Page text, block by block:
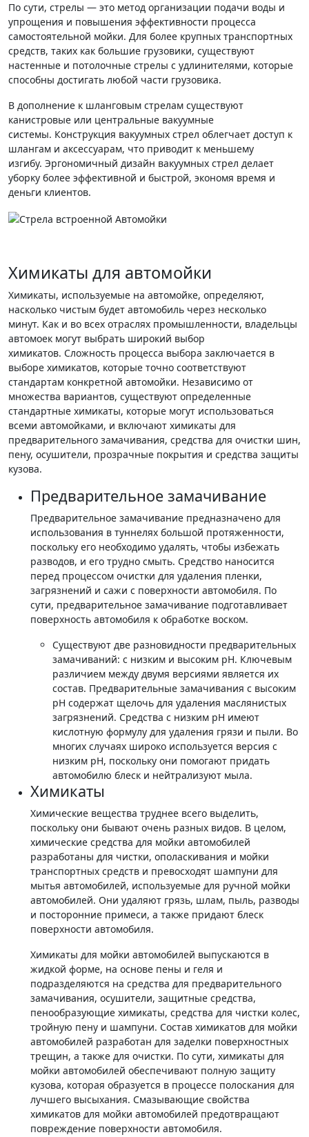
По сути, стрелы — это метод организации подачи воды и
упрощения и повышения эффективности процесса
самостоятельной мойки. Для более крупных транспортных
средств, таких как большие грузовики, существуют
настенные и потолочные стрелы с удлинителями, которые
способны достигать любой части грузовика.
В дополнение к шланговым стрелам существуют
канистровые или центральные вакуумные
системы. Конструкция вакуумных стрел облегчает доступ к
шлангам и аксессуарам, что приводит к меньшему
изгибу. Эргономичный дизайн вакуумных стрел делает
уборку более эффективной и быстрой, экономя время и
деньги клиентов.
Химикаты для автомойки
Химикаты, используемые на автомойке, определяют,
насколько чистым будет автомобиль через несколько
минут. Как и во всех отраслях промышленности, владельцы
автомоек могут выбрать широкий выбор
химикатов. Сложность процесса выбора заключается в
выборе химикатов, которые точно соответствуют
стандартам конкретной автомойки. Независимо от
множества вариантов, существуют определенные
стандартные химикаты, которые могут использоваться
всеми автомойками, и включают химикаты для
предварительного замачивания, средства для очистки шин,
пену, осушители, прозрачные покрытия и средства защиты
кузова.
Предварительное замачивание
Предварительное замачивание предназначено для
использования в туннелях большой протяженности,
поскольку его необходимо удалять, чтобы избежать
разводов, и его трудно смыть. Средство наносится
перед процессом очистки для удаления пленки,
загрязнений и сажи с поверхности автомобиля. По
сути, предварительное замачивание подготавливает
поверхность автомобиля к обработке воском.
Существуют две разновидности предварительных
замачиваний: с низким и высоким pH. Ключевым
различием между двумя версиями является их
состав. Предварительные замачивания с высоким
pH содержат щелочь для удаления маслянистых
загрязнений. Средства с низким pH имеют
кислотную формулу для удаления грязи и пыли. Во
многих случаях широко используется версия с
низким pH, поскольку они помогают придать
автомобилю блеск и нейтрализуют мыла.
Химикаты
Химические вещества труднее всего выделить,
поскольку они бывают очень разных видов. В целом,
химические средства для мойки автомобилей
разработаны для чистки, ополаскивания и мойки
транспортных средств и превосходят шампуни для
мытья автомобилей, используемые для ручной мойки
автомобилей. Они удаляют грязь, шлам, пыль, разводы
и посторонние примеси, а также придают блеск
поверхности автомобиля.
Химикаты для мойки автомобилей выпускаются в
жидкой форме, на основе пены и геля и
подразделяются на средства для предварительного
замачивания, осушители, защитные средства,
пенообразующие химикаты, средства для чистки колес,
тройную пену и шампуни. Состав химикатов для мойки
автомобилей разработан для заделки поверхностных
трещин, а также для очистки. По сути, химикаты для
мойки автомобилей обеспечивают полную защиту
кузова, которая образуется в процессе полоскания для
лучшего высыхания. Смазывающие свойства
химикатов для мойки автомобилей предотвращают
повреждение поверхности автомобиля.